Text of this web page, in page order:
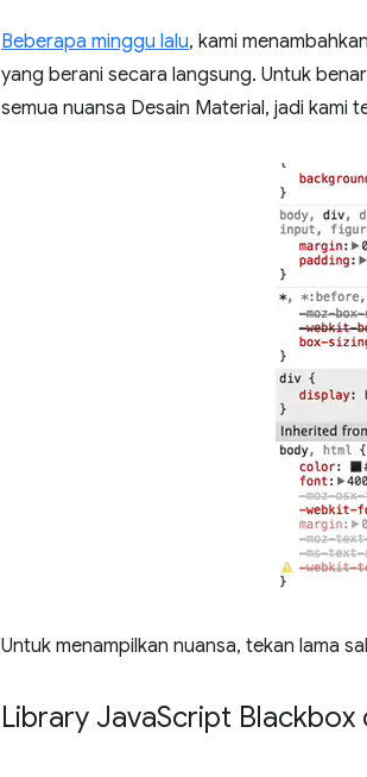
Beberapa minggu lalu, kami menambahkan
yang berani secara langsung. Untuk
semua nuansa Desain Material, jadi kami
Untuk menampilkan nuansa, tekan lama
Library JavaScript Blackbox